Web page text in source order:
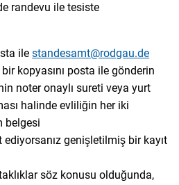
randevu ile tesiste
ilestandesamt@rodgau.de
kopyasını posta ile gönderin
noter onaylı sureti veya yurt
halinde evliliğin her iki
belgesi
genişletilmiş bir kayıt
söz konusu olduğunda,